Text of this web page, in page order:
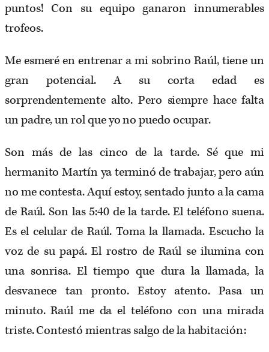
puntos! Con su equipo ganaron innumerables
trofeos.
Me esmeré en entrenar a mi sobrino Raúl, tiene un
gran potencial. A su corta edad es
sorprendentemente alto. Pero siempre hace falta
un padre, un rol que yo no puedo ocupar.
Son más de las cinco de la tarde. Sé que mi
hermanito Martín ya terminó de trabajar, pero aún
no me contesta. Aquí estoy, sentado junto a la cama
de Raúl. Son las 5:40 de la tarde. El teléfono suena.
Es el celular de Raúl. Toma la llamada. Escucho la
voz de su papá. El rostro de Raúl se ilumina con
una sonrisa. El tiempo que dura la llamada, la
desvanece tan pronto. Estoy atento. Pasa un
minuto. Raúl me da el teléfono con una mirada
triste. Contestó mientras salgo de la habitación: